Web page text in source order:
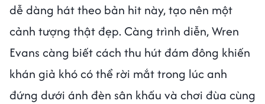
dễ dàng hát theo bản hit này, tạo nên một
cảnh tượng thật đẹp. Càng trình diễn, Wren
Evans càng biết cách thu hút đám đông khiến
khán giả khó có thể rời mắt trong lúc anh
đứng dưới ánh đèn sân khấu và chơi đùa cùng